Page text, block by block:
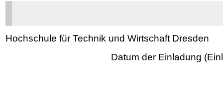
Hochschule für Technik und Wirtschaft Dresden
Datum der Einladung